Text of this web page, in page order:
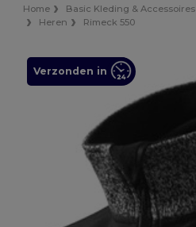
Home Basic Kleding & Accessoires
Heren
Rimeck 550
Verzonden in